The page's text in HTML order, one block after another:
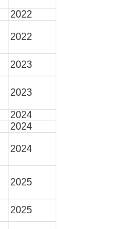
2022
2022
2023
2023
2024
2024
2024
2025
2025